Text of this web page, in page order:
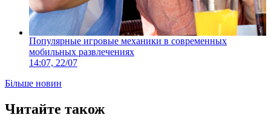
Популярные игровые механики в современных
мобильных развлечениях
14:07, 22/07
Більше новин
Читайте також